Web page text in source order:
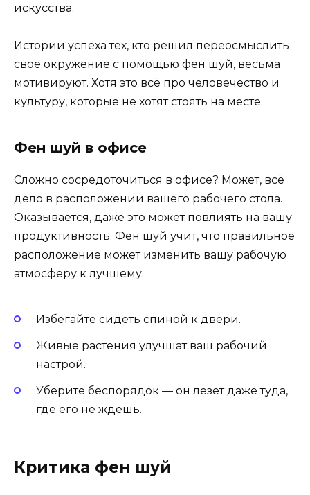
искусства.
Истории успеха тех, кто решил переосмыслить
своё окружение с помощью фен шуй, весьма
мотивируют. Хотя это всё про человечество и
культуру, которые не хотят стоять на месте.
Фен шуй в офисе
Сложно сосредоточиться в офисе? Может, всё
дело в расположении вашего рабочего стола.
Оказывается, даже это может повлиять на вашу
продуктивность. Фен шуй учит, что правильное
расположение может изменить вашу рабочую
атмосферу к лучшему.
Избегайте сидеть спиной к двери.
Живые растения улучшат ваш рабочий
настрой.
Уберите беспорядок — он лезет даже туда,
где его не ждешь.
Критика фен шуй